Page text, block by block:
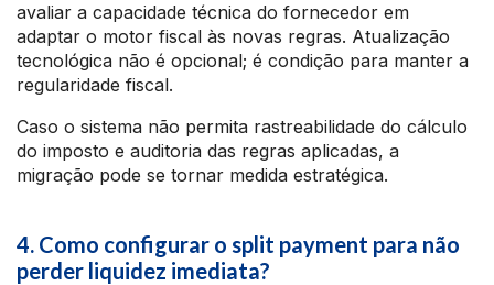
avaliar a capacidade técnica do fornecedor em
adaptar o motor fiscal às novas regras. Atualização
tecnológica não é opcional; é condição para manter a
regularidade fiscal.
Caso o sistema não permita rastreabilidade do cálculo
do imposto e auditoria das regras aplicadas, a
migração pode se tornar medida estratégica.
4. Como configurar o split payment para não
perder liquidez imediata?